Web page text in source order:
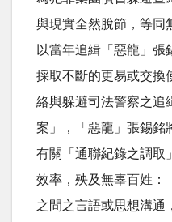
與現實全然脫節，等同
以當年追緝「惡龍」張
採取不斷的更易或交換
絡與躲避司法警察之追
案」，「惡龍」張錫銘
有關「通聯紀錄之調取
效率，殃及無辜百姓：
之間之言語或思想溝通